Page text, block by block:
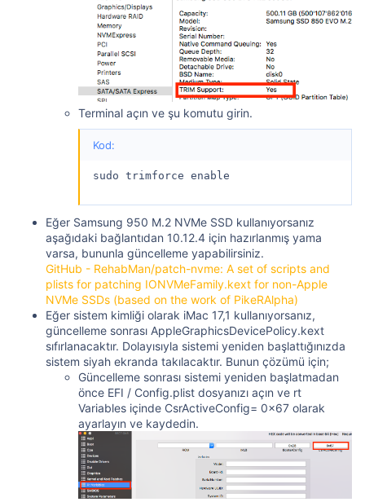
Terminal açın ve şu komutu girin.
Kod:
sudo trimforce enable
Eğer Samsung 950 M.2 NVMe SSD kullanıyorsanız
aşağıdaki bağlantıdan 10.12.4 için hazırlanmış yama
varsa, bununla güncelleme yapabilirsiniz.
GitHub - RehabMan/patch-nvme: A set of scripts and
plists for patching IONVMeFamily.kext for non-Apple
NVMe SSDs (based on the work of PikeRAlpha)
Eğer sistem kimliği olarak iMac 17,1 kullanıyorsanız,
güncelleme sonrası AppleGraphicsDevicePolicy.kext
sıfırlanacaktır. Dolayısıyla sistemi yeniden başlattığınızda
sistem siyah ekranda takılacaktır. Bunun çözümü için;
Güncelleme sonrası sistemi yeniden başlatmadan
önce EFI / Config.plist dosyanızı açın ve rt
Variables içinde CsrActiveConfig= 0x67 olarak
ayarlayın ve kaydedin.